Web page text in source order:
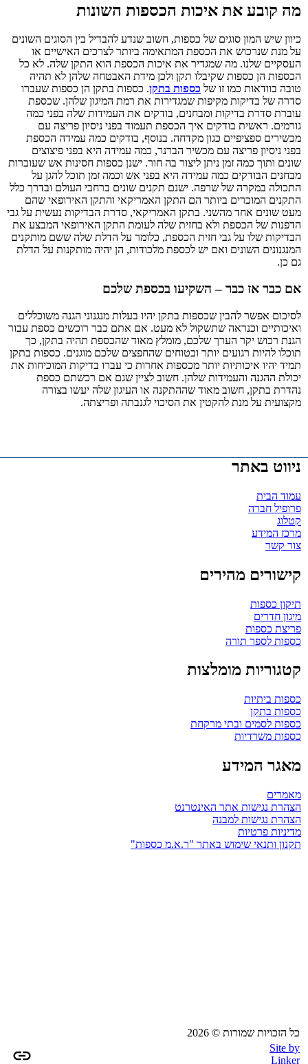
מה קובע את איכות הכספות השונות
כיוון שיש המון סוגים של כספות, חשוב שנדע להבדיל בין הסוגים השונים
על מנת שנרכוש את הכספת המתאימה ביותר לצרכים האישיים או
העסקיים שלנו. מה שמגדיר את איכות הכספת הוא התקן שלה. לא כל
הכספות הן כספות שקיבלו תקן ולכן מידת האבטחה שלהן לא תהיה
טובה בוודאות כמו זו של כספות בתקן. כספות בתקן הן כספות שעברו
סדרה של בדיקות מקיפות שמגדירות את רמת המיגון שלהן. שכספת
עוברת סדרת בדיקות ומבחנים, בודקים את העמידות שלה בפני כמה
גורמים. ראשית בודקים איך הכספת תעמוד בפני ניסיון פריצה עם
מכשירים ספציפיים כגון מקדחה. בנוסף, בודקים כמה עמידה הכספת
בפני ניסיון פריצה עם מכשיר הברנר, כמה עמידה היא בפני פיצוצים
שונים ותוך כמה זמן ניתן ליצור בה חור. ישנן כספות חסינות אש שעוברות
מבחנים הבודקים כמה עמידה היא בפני אש וכמה זמן תוכל להגן על
התכולה במקרה של שרפה. ישנם תקנים שונים ברחבי העולם ובדרך כלל
התקנים המוכרים ביותר הם התקן האמריקאי והתקן האירופאי שהם
מעט שונים אחד מהשני. בתקן האמריקאי, סדרת הבדיקות נעשית על גבי
הדפנות של הכספת ולא בחזית שלה לעומת התקן האירופאי המבצע את
הבדיקות שלו על גבי חזית הכספת, כלומר על הדלת שלה ששם מותקנים
המנגנונים השונים ואם יש לכספת מלכודות, הן יהיה מותקנות על הדלת
גם כן.
אם כבר אז כבר – השקיעו בכספת שלכם
לסיכום אפשר להבין שכספות בתקן יהיו בעלות מנגנוני הגנה משוכללים
ואיכותיים וכנראה שתשקול לא מעט. אם אתם כבר רוכשים כספת עבור
הגנת רכוש יקר הערך שלכם, מומלץ מאוד שהכספת תהיה בתקן, כך
תוכלו להיות רגועים יותר ובטוחים שהחפצים שלכם מוגנים. כספות בתקן
תמיד יהיו איכותיות יותר מכספות אחרות כי עברו בדיקות המוכיחות את
יכולת ההגנה והעמידות שלהן. חשוב לציין שגם אם רכשתם כספת
נהדרת בתקן, חשוב מאוד שההתקנה או העיגון שלה יעשו בצורה
מקצועית על מנת להקטין את הסיכוי לגנבתה ופריצתה.
ניווט באתר
עמוד הבית
פרופיל חברה
קטלוג
מרכז המידע
צור קשר
קישורים מהירים
תיקון כספות
מיגון חדרים
פריצת כספות
כספות לספר תורה
קטגוריות מומלצות
כספות ביתיות
כספות בתקן
כספות לסמים ובתי מרקחת
כספות משרדיות
מאגר המידע
מאמרים
הצהרת נגישות אתר האינטרנט
הצהרת נגישות למבנה
מדיניות פרטיות
תקנון ותנאי שימוש באתר "ר.א.מ כספות"
כל הזכויות שמורות © 2026
Site by
Linker